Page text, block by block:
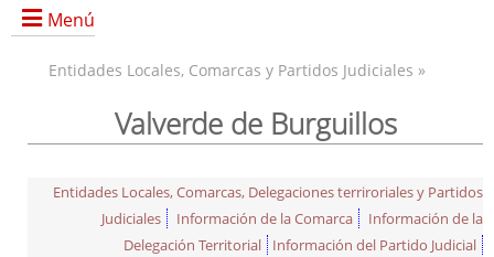
Menú
Entidades Locales, Comarcas y Partidos Judiciales »
Valverde de Burguillos
Entidades Locales, Comarcas, Delegaciones terriroriales y Partidos
Judiciales
Información de la Comarca
Información de la
Delegación Territorial
Información del Partido Judicial